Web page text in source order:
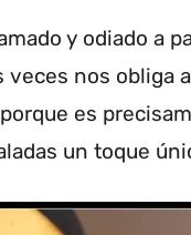
y odiado a
veces nos obliga
es
un toque